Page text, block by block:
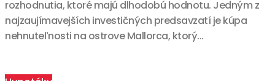
rozhodnutia, ktoré majú dlhodobú hodnotu. Jedným z
najzaujímavejších investičných predsavzatí je kúpa
nehnuteľnosti na ostrove Mallorca, ktorý...